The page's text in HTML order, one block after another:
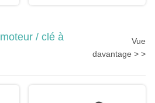
/ clé à
Vue
davantage > >